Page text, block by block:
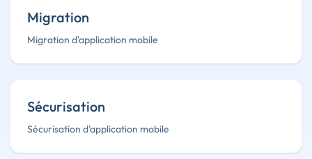
Migration
Migration d'application mobile
Sécurisation
Sécurisation d'application mobile